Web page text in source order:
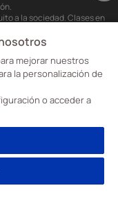
a la sociedad. Clases en
o estés formándote
para ver cuándo y dónde
mejorar nuestros
la personalización de
o acceder a